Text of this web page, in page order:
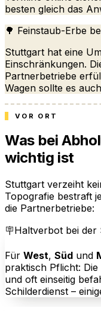
besten gleich das
🌳 Feinstaub-Erbe
Stuttgart hat eine
Einschränkungen.
Partnerbetriebe
Wagen sollte es
VOR ORT
Was bei
wichtig ist
Stuttgart verzeiht
Topografie bestraft
die Partnerbetriebe:
🪧Haltverbot bei der
Für West, Süd und
praktisch Pflicht:
und oft einseitig
Schilderdienst –